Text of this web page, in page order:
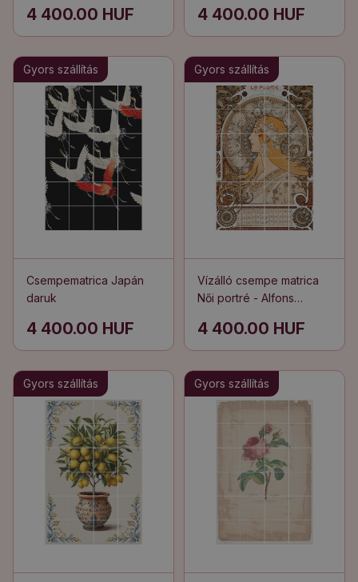
4 400.00 HUF 4 400.00 HUF
Gyors szállítás
Csempematrica Japán
daruk
4 400.00 HUF
Gyors szállítás
Vízálló csempe matrica
Női portré - Alfons
4 400.00 HUF
Gyors szállítás Gyors szállítás